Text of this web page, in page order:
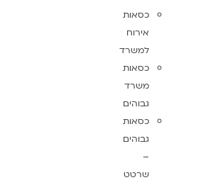
כסאות
אירוח
למשרד
כסאות
משרד
גבוהים
כסאות
גבוהים
–
שרטט